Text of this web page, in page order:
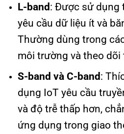
L-band : Được sử dụng
yêu cầu dữ liệu ít và
Thường dùng trong
môi trường và theo dõi
S-band và C-band :
dụng IoT yêu cầu
và độ trễ thấp hơn,
ứng dụng trong giao